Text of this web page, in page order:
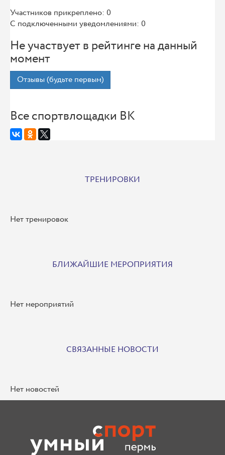
Участников прикреплено: 0
С подключенными уведомлениями: 0
Не участвует в рейтинге на данный
момент
Отзывы (будьте первым)
Все спортвлощадки ВК
ТРЕНИРОВКИ
Нет тренировок
БЛИЖАЙШИЕ МЕРОПРИЯТИЯ
Нет мероприятий
СВЯЗАННЫЕ НОВОСТИ
Нет новостей